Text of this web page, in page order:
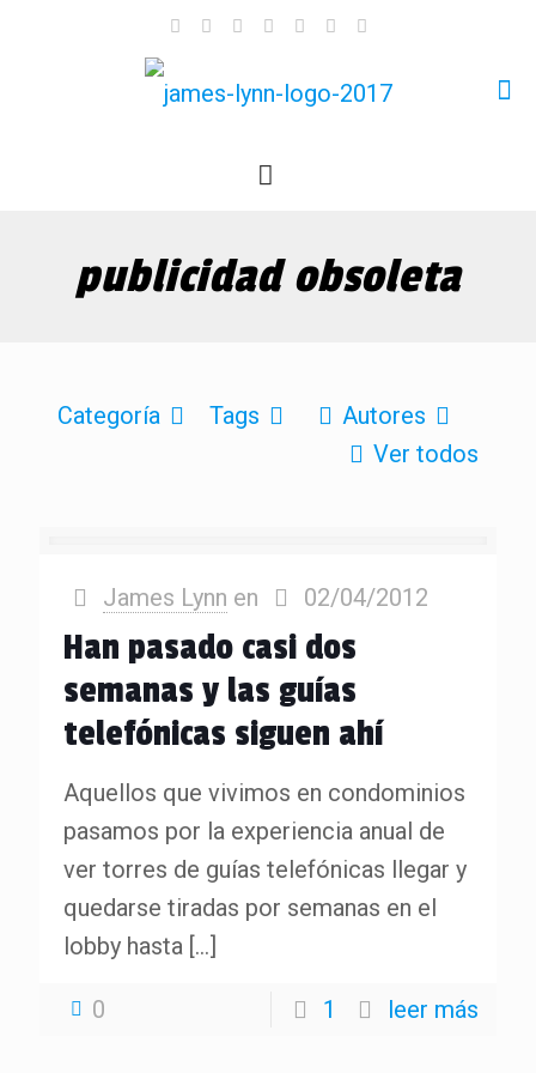
publicidad obsoleta
Categoría Tags
Autores
Ver todos
James Lynn en 02/04/2012
Han pasado casi dos
semanas y las guías
telefónicas siguen ahí
Aquellos que vivimos en condominios
pasamos por la experiencia anual de
ver torres de guías telefónicas llegar y
quedarse tiradas por semanas en el
lobby hasta […]
0 1 leer más